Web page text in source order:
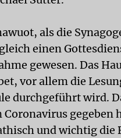
als die
einen
gewesen. Das
vor allem die
durchgeführt wird.
gegeben
und wichtig die